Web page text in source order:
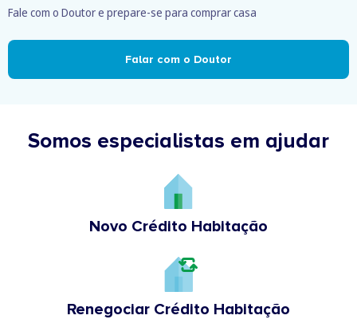
Fale com o Doutor e prepare-se para comprar casa
Falar com o Doutor
Somos especialistas em ajudar
Novo Crédito Habitação
Renegociar Crédito Habitação